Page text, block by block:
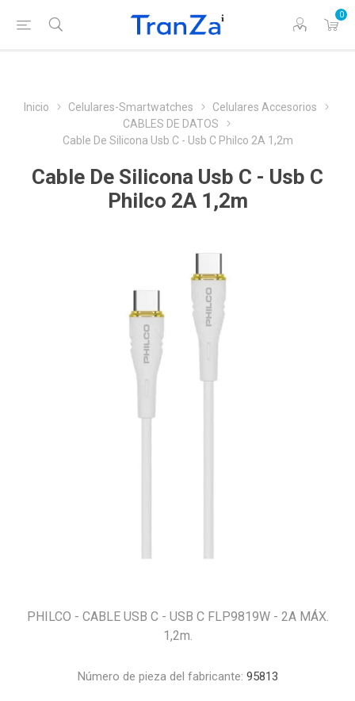
0
Inicio Celulares-Smartwatches
Celulares Accesorios
CABLES DE DATOS
Cable De Silicona Usb C - Usb C Philco 2A 1,2m
Cable De Silicona Usb C - Usb C
Philco 2A 1,2m
PHILCO - CABLE USB C - USB C FLP9819W - 2A MÁX.
1,2m.
Número de pieza del fabricante: 95813